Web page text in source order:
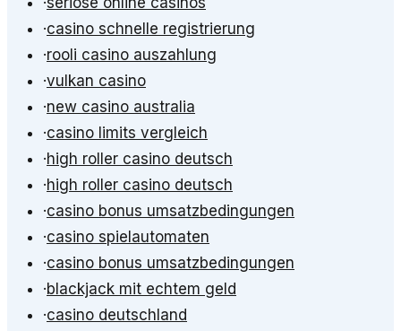
·casino schnelle registrierung
·rooli casino auszahlung
·vulkan casino
·new casino australia
·casino limits vergleich
·high roller casino deutsch
·high roller casino deutsch
·casino bonus umsatzbedingungen
·casino spielautomaten
·casino bonus umsatzbedingungen
·blackjack mit echtem geld
·casino deutschland